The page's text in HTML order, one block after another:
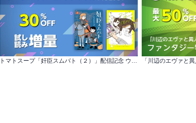
トマトスープ「奸臣スムバト（２）」配信記念 ウィングス・コミックス既刊割引